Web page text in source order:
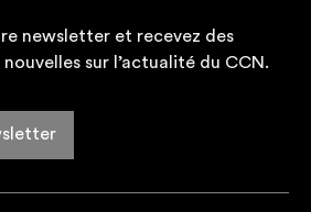
newsletter et recevez des
sur l’actualité du CCN.